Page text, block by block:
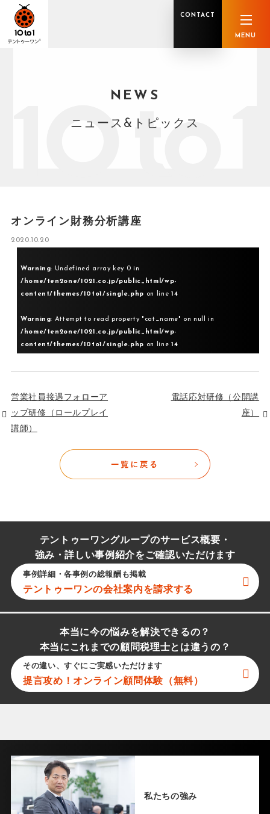
税理士業務
社会保険労務士業務 不動産鑑定士業務 行政書士業務
私たちの軌跡 グループ概要
CONTACT
MENU
NEWS
ニュース&トピックス
オンライン財務分析講座
2020.10.20
Warning: Undefined array key 0 in
/home/ten2one/1021.co.jp/public_html/wp-
content/themes/10to1/single.php on line 14
Warning: Attempt to read property "cat_name" on null in
/home/ten2one/1021.co.jp/public_html/wp-
content/themes/10to1/single.php on line 14
営業社員接遇フォローア
ップ研修（ロールプレイ
講師）
電話応対研修（公開講
座）
テントゥーワングループのサービス概要・
強み・詳しい事例紹介をご確認いただけます
事例詳細・各事例の総報酬も掲載
テントゥーワンの会社案内を請求する
本当に今の悩みを解決できるの？
本当にこれまでの顧問税理士とは違うの？
その違い、すぐにご実感いただけます
提言攻め！オンライン顧問体験（無料）
私たちの強み